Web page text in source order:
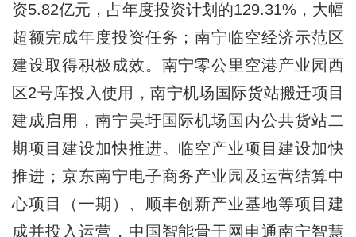
资5.82亿元，占年度投资计划的129.31%，大幅
超额完成年度投资任务；南宁临空经济示范区
建设取得积极成效。南宁零公里空港产业园西
区2号库投入使用，南宁机场国际货站搬迁项目
建成启用，南宁吴圩国际机场国内公共货站二
期项目建设加快推进。临空产业项目建设加快
推进；京东南宁电子商务产业园及运营结算中
心项目（一期）、顺丰创新产业基地等项目建
成并投入运营，中国智能骨干网申通南宁智慧